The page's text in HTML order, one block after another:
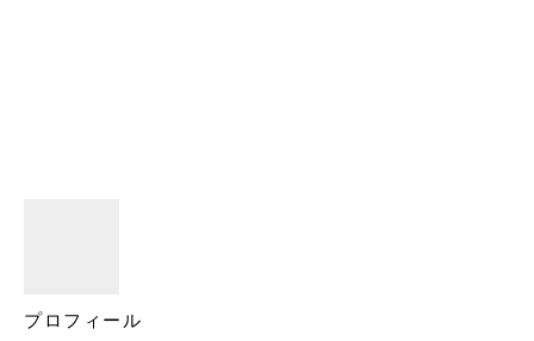
プロフィール